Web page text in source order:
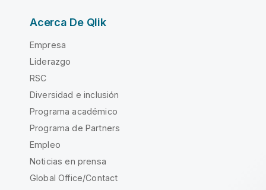
Acerca De Qlik
Empresa
Liderazgo
RSC
Diversidad e inclusión
Programa académico
Programa de Partners
Empleo
Noticias en prensa
Global Office/Contact